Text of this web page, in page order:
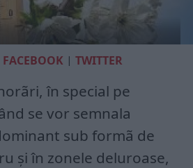
FACEBOOK |TWITTER
în special pe
se vor semnala
sub formã de
şi în zonele deluroase,